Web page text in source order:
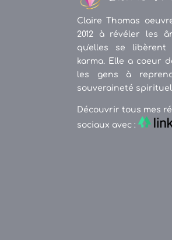
Claire Thomas
2012 à révéler les
qu'elles se
karma. Elle a coeur
les gens à
souveraineté
Découvrir tous mes
sociaux avec :